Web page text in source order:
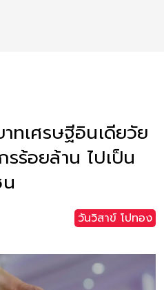
ทเศรษฐีอินเดียวัย
ร้อยล้าน ไปเป็น
วันวิสาข์ โปทอง